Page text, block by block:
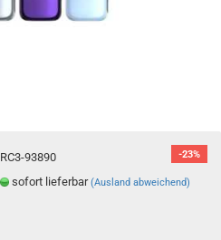
-23%
RC3-93890
sofort lieferbar(Ausland abweichend)